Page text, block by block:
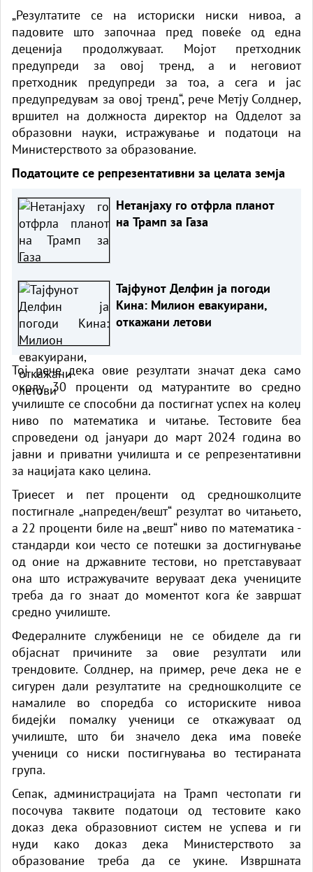
„Резултатите се на историски ниски нивоа, а
падовите што започнаа пред повеќе од една
деценија продолжуваат. Мојот претходник
предупреди за овој тренд, а и неговиот
претходник предупреди за тоа, а сега и јас
предупредувам за овој тренд“, рече Метју Солднер,
вршител на должноста директор на Одделот за
образовни науки, истражување и податоци на
Министерството за образование.
Податоците се репрезентативни за целата земја
Нетанјаху го отфрла планот
на Трамп за Газа
Тајфунот Делфин ја погоди
Кина: Милион евакуирани,
откажани летови
Тој рече дека овие резултати значат дека само
околу 30 проценти од матурантите во средно
училиште се способни да постигнат успех на колеџ
ниво по математика и читање. Тестовите беа
спроведени од јануари до март 2024 година во
јавни и приватни училишта и се репрезентативни
за нацијата како целина.
Триесет и пет проценти од средношколците
постигнале „напреден/вешт“ резултат во читањето,
а 22 проценти биле на „вешт“ ниво по математика -
стандарди кои често се потешки за достигнување
од оние на државните тестови, но претставуваат
она што истражувачите веруваат дека учениците
треба да го знаат до моментот кога ќе завршат
средно училиште.
Федералните службеници не се обиделе да ги
објаснат причините за овие резултати или
трендовите. Солднер, на пример, рече дека не е
сигурен дали резултатите на средношколците се
намалиле во споредба со историските нивоа
бидејќи помалку ученици се откажуваат од
училиште, што би значело дека има повеќе
ученици со ниски постигнувања во тестираната
група.
Сепак, администрацијата на Трамп честопати ги
посочува таквите податоци од тестовите како
доказ дека образовниот систем не успева и ги
нуди како доказ дека Министерството за
образование треба да се укине. Извршната